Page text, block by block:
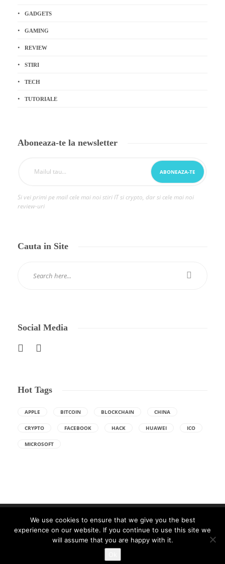
GADGETS
GAMING
REVIEW
STIRI
TECH
TUTORIALE
Aboneaza-te la newsletter
Si vei primi pe mail cele mai noi stiri IT si crypto, dar si cele mai noi
review-uri
Cauta in Site
Social Media
Hot Tags
APPLE BITCOIN BLOCKCHAIN CHINA
CRYPTO FACEBOOK HACK HUAWEI ICO
MICROSOFT
Made with ❤ in Craiova. Gazduire Web furnizata de
We use cookies to ensure that we give you the best
experience on our website. If you continue to use this site we
will assume that you are happy with it.